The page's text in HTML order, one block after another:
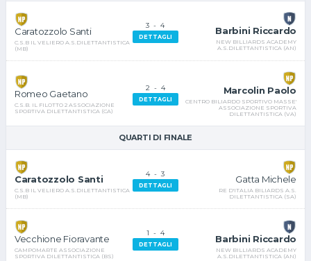
Caratozzolo Santi
C.S.B IL VELIERO A.S.DILETTANTISTICA
(MB)
3 -4
DETTAGLI
Barbini Riccardo
NEW BILLIARDS ACADEMY
A.S.DILETTANTISTICA (AN)
Romeo Gaetano
C.S.B. IL FILOTTO 2 ASSOCIAZIONE
SPORTIVA DILETTANTISTICA (CA)
2- 4
DETTAGLI
Marcolin Paolo
CENTRO BILIARDO SPORTIVO MASSE'
ASSOCIAZIONE SPORTIVA
DILETTANTISTICA (VA)
QUARTI DI FINALE
Caratozzolo Santi
C.S.B IL VELIERO A.S.DILETTANTISTICA
(MB)
4-3
DETTAGLI
Gatta Michele
RE D'ITALIA BILIARDS A.S.
DILETTANTISTICA (SA)
Vecchione Fioravante
CAMPOMARTE ASSOCIAZIONE
SPORTIVA DILETTANTISTICA (BS)
1 - 4
DETTAGLI
Barbini Riccardo
NEW BILLIARDS ACADEMY
A.S.DILETTANTISTICA (AN)